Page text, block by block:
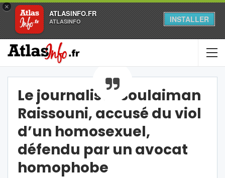
×
ATLASINFO.FR
ATLASINFO INSTALLER
Le journaliste Soulaiman
Raissouni, accusé du viol
d’un homosexuel,
défendu par un avocat
homophobe